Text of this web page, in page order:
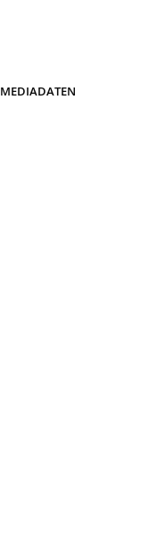
MEDIADATEN